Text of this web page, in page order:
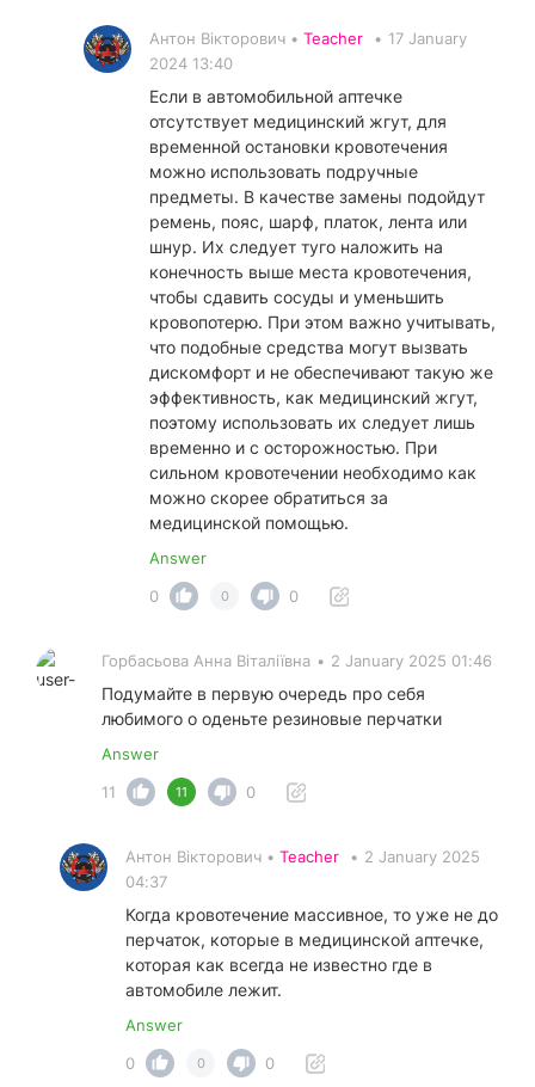
Антон Вікторович • Teacher • 17 January
2024 13:40
Если в автомобильной аптечке
отсутствует медицинский жгут, для
временной остановки кровотечения
можно использовать подручные
предметы. В качестве замены подойдут
ремень, пояс, шарф, платок, лента или
шнур. Их следует туго наложить на
конечность выше места кровотечения,
чтобы сдавить сосуды и уменьшить
кровопотерю. При этом важно учитывать,
что подобные средства могут вызвать
дискомфорт и не обеспечивают такую же
эффективность, как медицинский жгут,
поэтому использовать их следует лишь
временно и с осторожностью. При
сильном кровотечении необходимо как
можно скорее обратиться за
медицинской помощью.
Answer
0
0 0
Горбасьова Анна Віталіївна • 2 January 2025 01:46
Подумайте в первую очередь про себя
любимого о оденьте резиновые перчатки
Answer
11
11 0
Антон Вікторович • Teacher • 2 January 2025
04:37
Когда кровотечение массивное, то уже не до
перчаток, которые в медицинской аптечке,
которая как всегда не известно где в
автомобиле лежит.
Answer
0
0 0